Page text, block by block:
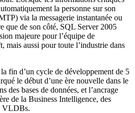
la personne sur son
via la messagerie instantanée ou
que de son côté, SQL Server 2005
majeure pour l’équipe de
mais aussi pour toute l’industrie dans
fin d’un cycle de développement de 5
le début d’une ère nouvelle dans le
des bases de données, et l’ancrage
de la Business Intelligence, des
VLDBs.